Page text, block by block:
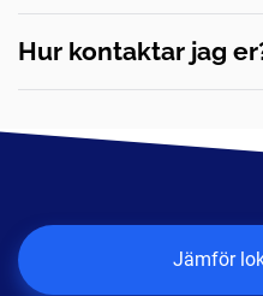
Hur kontaktar jag
Jämför